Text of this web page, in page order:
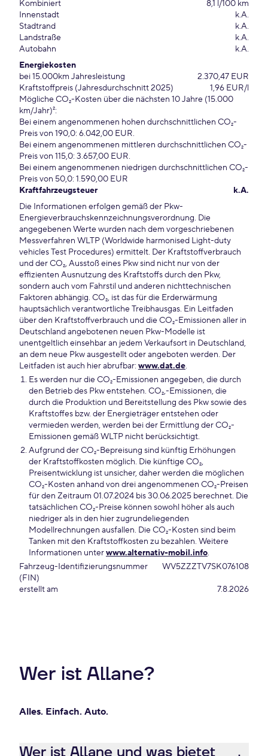
Kombiniert
8,1 l/100 km
Innenstadt
k.A.
Stadtrand
k.A.
Landstraße
k.A.
Autobahn
k.A.
Energiekosten
bei 15.000km Jahresleistung
2.370,47 EUR
Kraftstoffpreis (Jahresdurchschnitt 2025)
1,96 EUR/l
Mögliche CO₂-Kosten über die nächsten 10 Jahre (15.000
km/Jahr)²:
Bei einem angenommenen hohen durchschnittlichen CO₂-
Preis von 190,0: 6.042,00 EUR.
Bei einem angenommenen mittleren durchschnittlichen CO₂-
Preis von 115,0: 3.657,00 EUR.
Bei einem angenommenen niedrigen durchschnittlichen CO₂-
Preis von 50,0: 1.590,00 EUR
Kraftfahrzeugsteuer
k.A.
Die Informationen erfolgen gemäß der Pkw-
Energieverbrauchskennzeichnungsverordnung. Die
angegebenen Werte wurden nach dem vorgeschriebenen
Messverfahren WLTP (Worldwide harmonised Light-duty
vehicles Test Procedures) ermittelt. Der Kraftstoffverbrauch
und der CO₂, Ausstoß eines Pkw sind nicht nur von der
effizienten Ausnutzung des Kraftstoffs durch den Pkw,
sondern auch vom Fahrstil und anderen nichttechnischen
Faktoren abhängig. CO₂, ist das für die Erderwärmung
hauptsächlich verantwortliche Treibhausgas. Ein Leitfaden
über den Kraftstoffverbrauch und die CO₂-Emissionen aller in
Deutschland angebotenen neuen Pkw-Modelle ist
unentgeltlich einsehbar an jedem Verkaufsort in Deutschland,
an dem neue Pkw ausgestellt oder angeboten werden. Der
Leitfaden ist auch hier abrufbar: www.dat.de.
Es werden nur die CO₂-Emissionen angegeben, die durch
den Betrieb des Pkw entstehen. CO₂,-Emissionen, die
durch die Produktion und Bereitstellung des Pkw sowie des
Kraftstoffes bzw. der Energieträger entstehen oder
vermieden werden, werden bei der Ermittlung der CO₂-
Emissionen gemäß WLTP nicht berücksichtigt.
Aufgrund der CO₂-Bepreisung sind künftig Erhöhungen
der Kraftstoffkosten möglich. Die künftige CO₂,
Preisentwicklung ist unsicher, daher werden die möglichen
CO₂-Kosten anhand von drei angenommenen CO₂-Preisen
für den Zeitraum 01.07.2024 bis 30.06.2025 berechnet. Die
tatsächlichen CO₂-Preise können sowohl höher als auch
niedriger als in den hier zugrundeliegenden
Modellrechnungen ausfallen. Die CO₂-Kosten sind beim
Tanken mit den Kraftstoffkosten zu bezahlen. Weitere
Informationen unterwww.alternativ-mobil.info.
Fahrzeug-Identifizierungsnummer
(FIN)
WV5ZZZTV7SK076108
erstellt am 7.8.2026
Wer ist Allane?
Alles. Einfach. Auto.